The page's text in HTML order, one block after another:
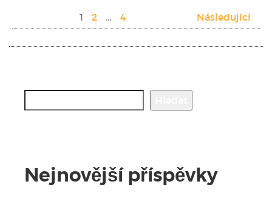
Stránkování
příspěvků
1 2 … 4 Následující
Nejnovější příspěvky